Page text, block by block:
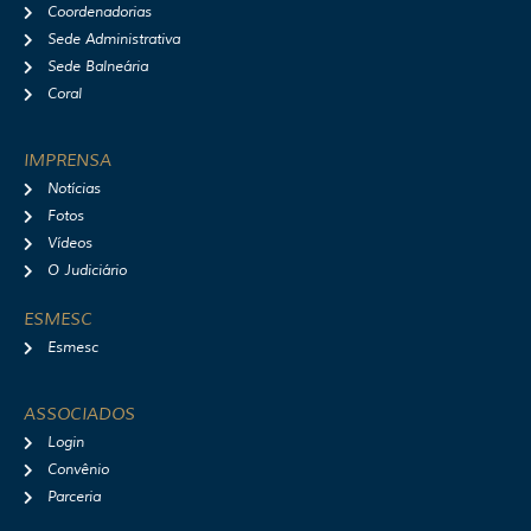
Coordenadorias
Sede Administrativa
Sede Balneária
Coral
IMPRENSA
Notícias
Fotos
Vídeos
O Judiciário
ESMESC
Esmesc
ASSOCIADOS
Login
Convênio
Parceria